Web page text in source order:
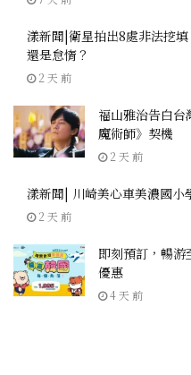
漾新聞|衛星拍出8處非法挖
還是怠惰？
2 天 前
福山雅治告白台
魔術師》契機
2 天 前
漾新聞| 川崎美心車美濃國小
2 天 前
即刻預訂，暢游
優惠
4 天 前